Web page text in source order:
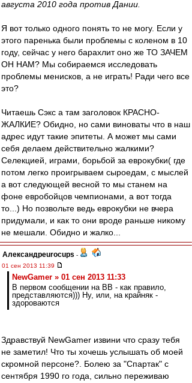
августа 2010 года против Дании.
Я вот только одного понять то не могу. Если у
этого паренька были проблемы с коленом в 10
году, сейчас у него барахлит оно же ТО ЗАЧЕМ
ОН НАМ? Мы собираемся исследовать
проблемы менисков, а не играть! Ради чего все
это?
Читаешь Сэкс а там заголовок КРАСНО-
ЖАЛКИЕ? Обидно, но сами виноваты что в наш
адрес идут такие эпитеты. А может мы сами
себя делаем действительно жалкими?
Селекцией, играми, борьбой за еврокубки( где
потом легко проигрываем сыроедам, с мыслей
а вот следующей весной то мы станем на
фоне евробойцов чемпионами, а вот тогда
то...) Но позвольте ведь еврокубки не вчера
придумали, и как то они вроде раньше никому
не мешали. Обидно и жалко...
Александрeurocups -
01 сен 2013 11:39
NewGamer » 01 сен 2013 11:33
В первом сообщении на ВВ - как правило,
представляются))) Ну, или, на крайняк -
здороваются
Здравствуй NewGamer извини что сразу тебя
не заметил! Что ты хочешь услышать об моей
скромной персоне?. Болею за "Спартак" с
сентября 1990 го года, сильно переживаю